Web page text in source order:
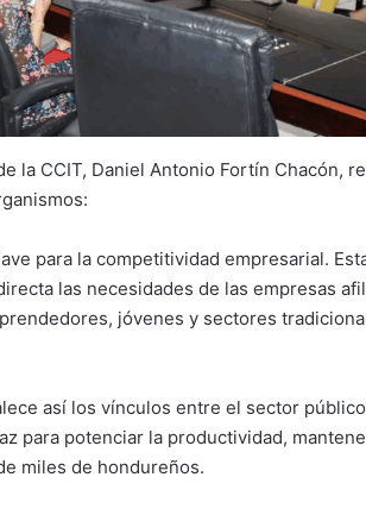
la CCIT, Daniel Antonio Fortín Chacón,
para la competitividad empresarial.
las necesidades de las empresas
jóvenes y sectores
así los vínculos entre el sector
para potenciar la productividad,
miles de hondureños.